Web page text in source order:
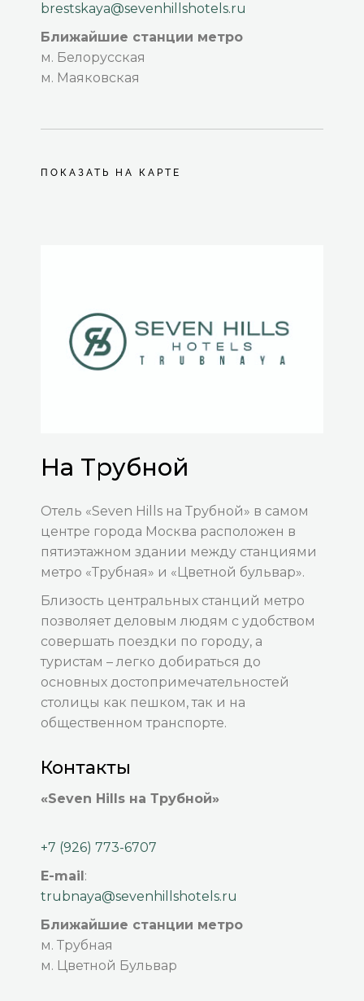
brestskaya@sevenhillshotels.ru
Ближайшие станции метро
м. Белорусская
м. Маяковская
ПОКАЗАТЬ НА КАРТЕ
На Трубной
Отель «Seven Hills на Трубной» в самом
центре города Москва расположен в
пятиэтажном здании между станциями
метро «Трубная» и «Цветной бульвар».
Близость центральных станций метро
позволяет деловым людям с удобством
совершать поездки по городу, а
туристам – легко добираться до
основных достопримечательностей
столицы как пешком, так и на
общественном транспорте.
Контакты
«Seven Hills на Трубной»
+7 (926) 773-6707
E-mail :
trubnaya@sevenhillshotels.ru
Ближайшие станции метро
м. Трубная
м. Цветной Бульвар